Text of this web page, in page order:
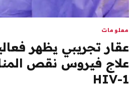
معلومات
عقار تجريبي يظهر
علاج فيروس نقص
HIV-1